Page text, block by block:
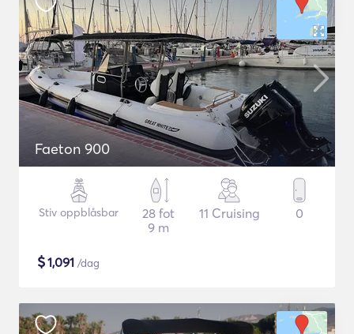
Faeton 900
Stiv oppblåsbar
28 fot
9 m
11 Cruising 0
$1,091 /dag